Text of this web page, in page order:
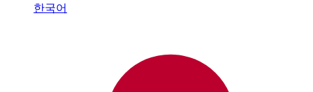
한국어